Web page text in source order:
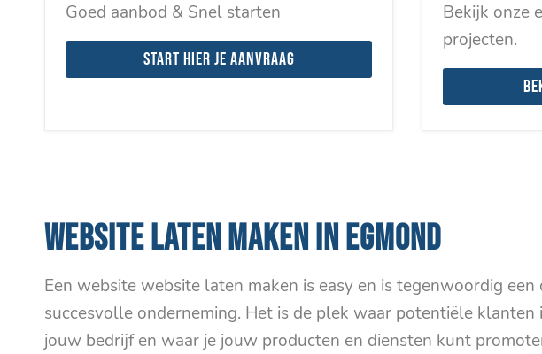
Goed aanbod & Snel starten
Start hier je aanvraag
Bekijk onze
projecten.
WEBSITE LATEN MAKEN IN EGMOND
Een website website laten maken is easy en is tegenwoordig
succesvolle onderneming. Het is de plek waar potentiële
jouw bedrijf en waar je jouw producten en diensten kunt